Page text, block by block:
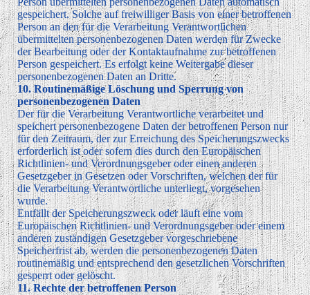
gespeichert. Solche auf freiwilliger Basis von einer betroffenen
Person an den für die Verarbeitung Verantwortlichen
übermittelten personenbezogenen Daten werden für Zwecke
der Bearbeitung oder der Kontaktaufnahme zur betroffenen
Person gespeichert. Es erfolgt keine Weitergabe dieser
personenbezogenen Daten an Dritte.
10. Routinemäßige Löschung und Sperrung von
personenbezogenen Daten
Der für die Verarbeitung Verantwortliche verarbeitet und
speichert personenbezogene Daten der betroffenen Person nur
für den Zeitraum, der zur Erreichung des Speicherungszwecks
erforderlich ist oder sofern dies durch den Europäischen
Richtlinien- und Verordnungsgeber oder einen anderen
Gesetzgeber in Gesetzen oder Vorschriften, welchen der für
die Verarbeitung Verantwortliche unterliegt, vorgesehen
wurde.
Entfällt der Speicherungszweck oder läuft eine vom
Europäischen Richtlinien- und Verordnungsgeber oder einem
anderen zuständigen Gesetzgeber vorgeschriebene
Speicherfrist ab, werden die personenbezogenen Daten
routinemäßig und entsprechend den gesetzlichen Vorschriften
gesperrt oder gelöscht.
11. Rechte der betroffenen Person